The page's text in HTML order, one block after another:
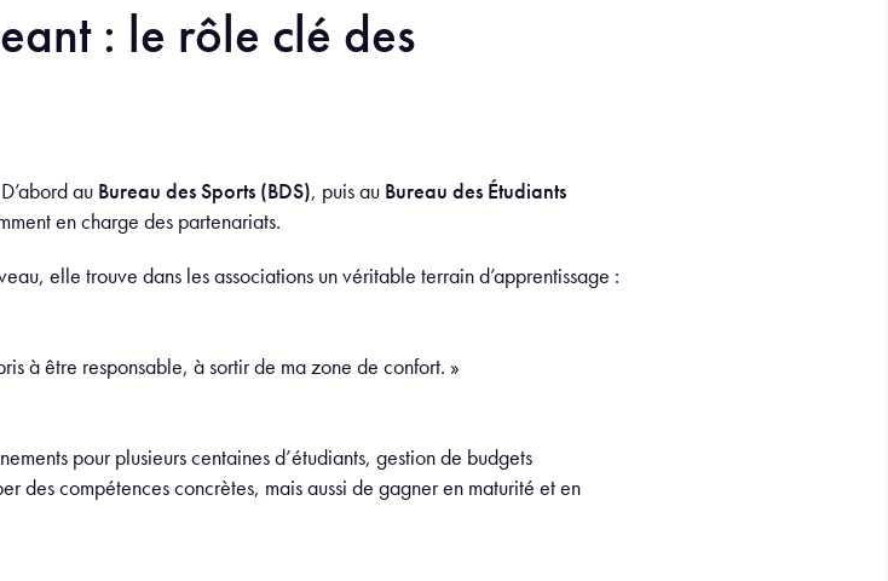
: le rôle clé des
au Bureau des Sports (BDS), puis au Bureau des Étudiants
en charge des partenariats.
elle trouve dans les associations un véritable terrain d’apprentissage :
à être responsable, à sortir de ma zone de confort. »
pour plusieurs centaines d’étudiants, gestion de budgets
des compétences concrètes, mais aussi de gagner en maturité et en